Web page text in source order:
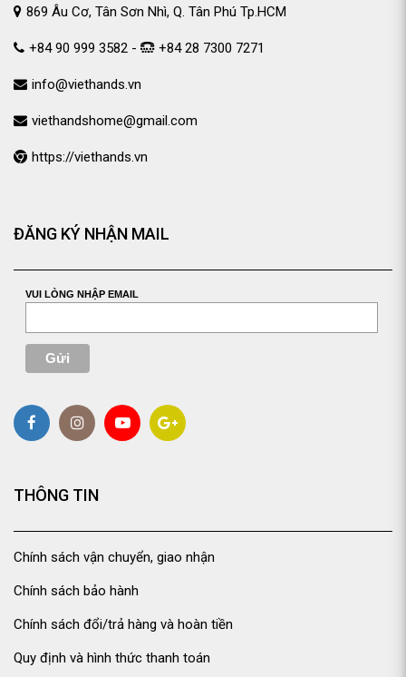
869 Âu Cơ, Tân Sơn Nhì, Q. Tân Phú Tp.HCM
+84 90 999 3582 - +84 28 7300 7271
info@viethands.vn
viethandshome@gmail.com
https://viethands.vn
ĐĂNG KÝ NHẬN MAIL
VUI LÒNG NHẬP EMAIL
THÔNG TIN
Chính sách vận chuyển, giao nhận
Chính sách bảo hành
Chính sách đổi/trả hàng và hoàn tiền
Quy định và hình thức thanh toán